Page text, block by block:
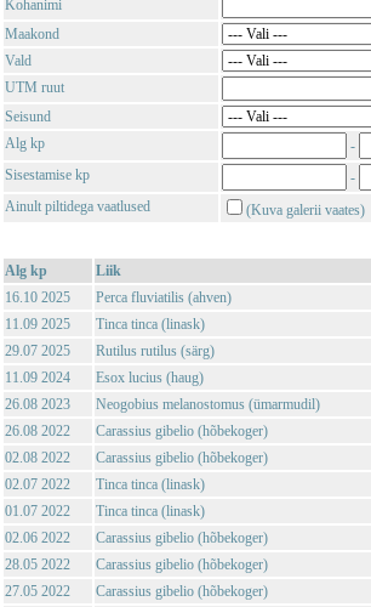
Kohanimi
Maakond
Vald
UTM ruut
Seisund
Alg kp
-
Sisestamise kp
-
Ainult piltidega vaatlused
(Kuva galerii vaates)
Alg kp Liik
16.10 2025
Perca fluviatilis (ahven)
11.09 2025
Tinca tinca (linask)
29.07 2025
Rutilus rutilus (särg)
11.09 2024
Esox lucius (haug)
26.08 2023
Neogobius melanostomus (ümarmudil)
26.08 2022
Carassius gibelio (hõbekoger)
02.08 2022
Carassius gibelio (hõbekoger)
02.07 2022
Tinca tinca (linask)
01.07 2022
Tinca tinca (linask)
02.06 2022
Carassius gibelio (hõbekoger)
28.05 2022
Carassius gibelio (hõbekoger)
27.05 2022
Carassius gibelio (hõbekoger)